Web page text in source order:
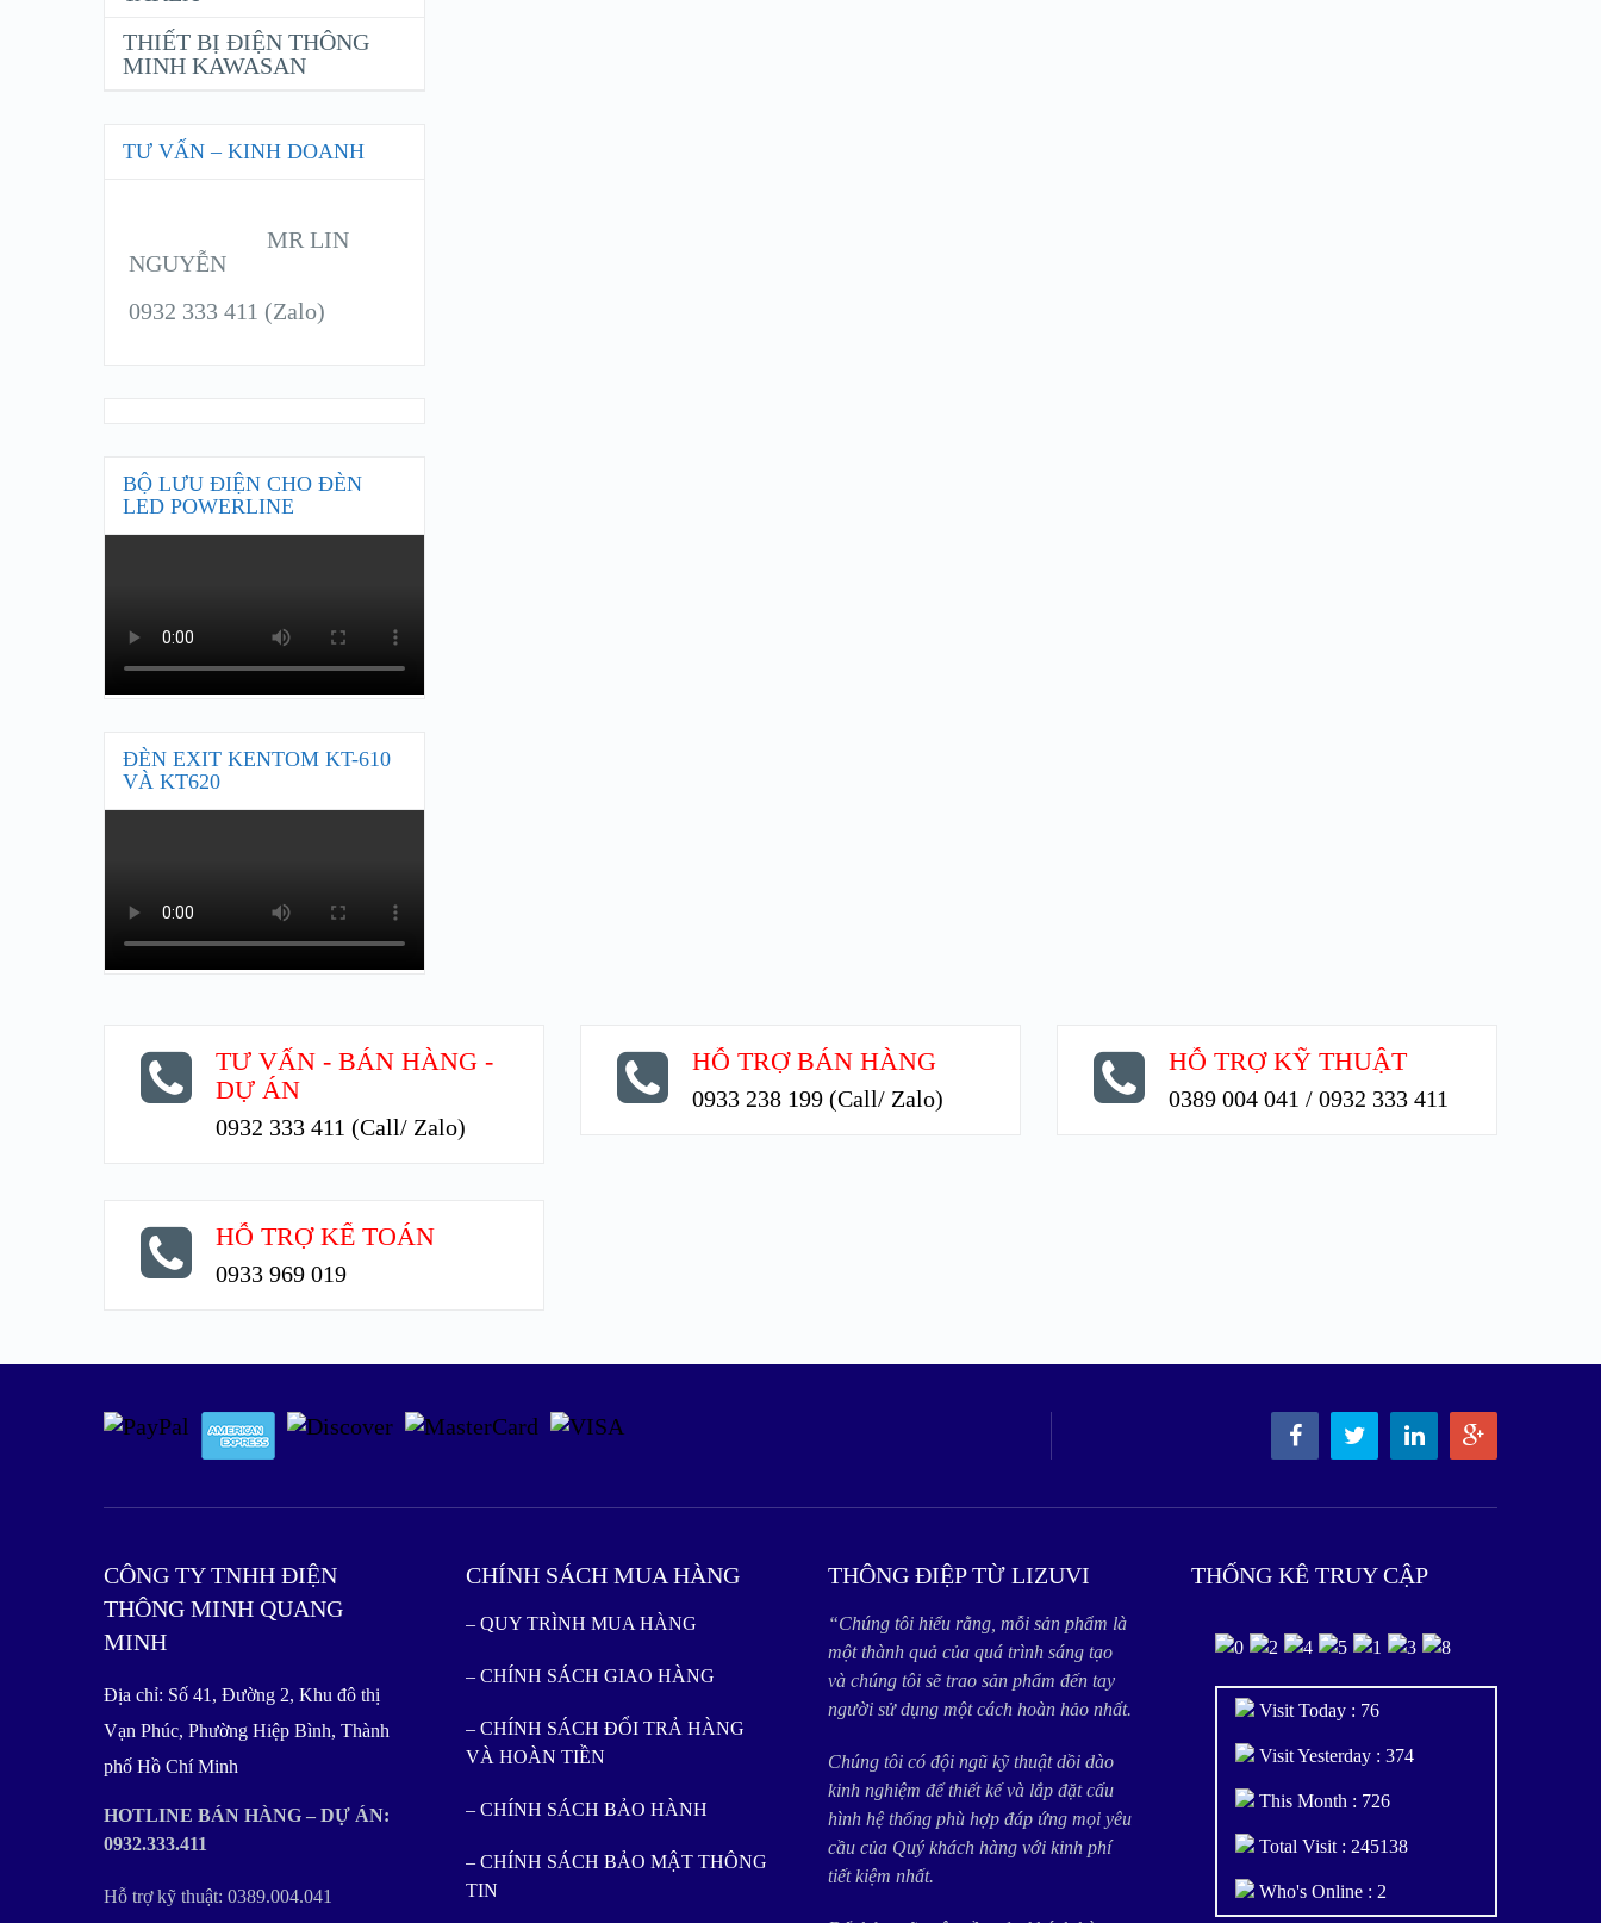
THIẾT BỊ ĐIỆN THÔNG
MINH KAWASAN
TƯ VẤN – KINH DOANH
MR LIN
NGUYỄN
0932 333 411 (Zalo)
BỘ LƯU ĐIỆN CHO ĐÈN
LED POWERLINE
ĐÈN EXIT KENTOM KT-610
VÀ KT620
TƯ VẤN - BÁN HÀNG -
DỰ ÁN
0932 333 411 (Call/ Zalo)
HỖ TRỢ BÁN HÀNG
0933 238 199 (Call/ Zalo)
HỖ TRỢ KỸ THUẬT
0389 004 041 / 0932 333 411
HỖ TRỢ KẾ TOÁN
0933 969 019
CÔNG TY TNHH ĐIỆN
THÔNG MINH QUANG
MINH
Địa chỉ: Số 41, Đường 2, Khu đô thị
Vạn Phúc, Phường Hiệp Bình, Thành
phố Hồ Chí Minh
HOTLINE BÁN HÀNG – DỰ ÁN:
0932.333.411
Hỗ trợ kỹ thuật: 0389.004.041
CHÍNH SÁCH MUA HÀNG
– QUY TRÌNH MUA HÀNG
– CHÍNH SÁCH GIAO HÀNG
– CHÍNH SÁCH ĐỔI TRẢ HÀNG
VÀ HOÀN TIỀN
– CHÍNH SÁCH BẢO HÀNH
– CHÍNH SÁCH BẢO MẬT THÔNG
TIN
THÔNG ĐIỆP TỪ LIZUVI
“Chúng tôi hiểu rằng, mỗi sản phẩm là
một thành quả của quá trình sáng tạo
và chúng tôi sẽ trao sản phẩm đến tay
người sử dụng một cách hoàn hảo nhất.
Chúng tôi có đội ngũ kỹ thuật dồi dào
kinh nghiệm để thiết kế và lắp đặt cấu
hình hệ thống phù hợp đáp ứng mọi yêu
cầu của Quý khách hàng với kinh phí
tiết kiệm nhất.
THỐNG KÊ TRUY CẬP
Visit Today : 76
Visit Yesterday : 374
This Month : 726
Total Visit : 245138
Who's Online : 2